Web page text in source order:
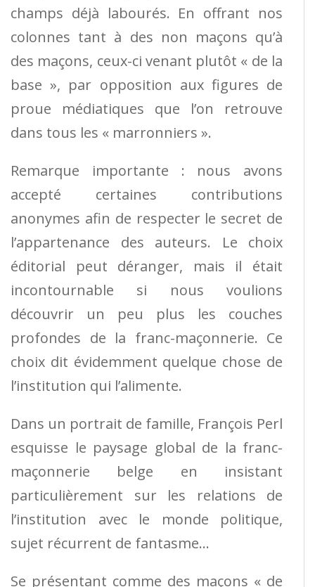
champs déjà labourés. En offrant nos
colonnes tant à des non maçons qu’à
des maçons, ceux-ci venant plutôt « de la
base », par opposition aux figures de
proue médiatiques que l’on retrouve
dans tous les « marronniers ».
Remarque importante : nous avons
accepté certaines contributions
anonymes afin de respecter le secret de
l’appartenance des auteurs. Le choix
éditorial peut déranger, mais il était
incontournable si nous voulions
découvrir un peu plus les couches
profondes de la franc-maçonnerie. Ce
choix dit évidemment quelque chose de
l’institution qui l’alimente.
Dans un portrait de famille, François Perl
esquisse le paysage global de la franc-
maçonnerie belge en insistant
particulièrement sur les relations de
l’institution avec le monde politique,
sujet récurrent de fantasme…
Se présentant comme des maçons « de